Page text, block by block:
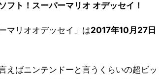
フト！スーパーマリオ オデッセイ！
マリオオデッセイ」は2017年10月27日
えばニンテンドーと言うくらいの超ビッ